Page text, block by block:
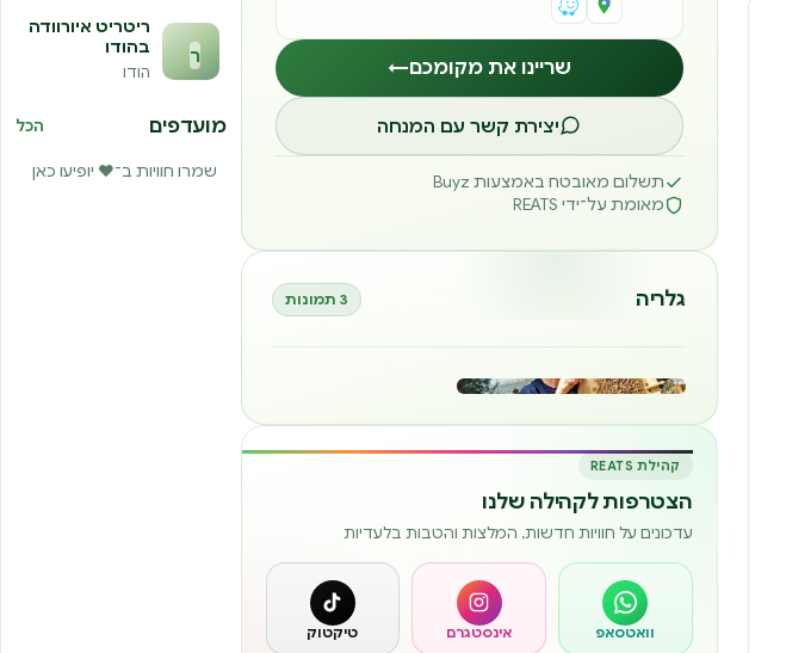
שריינו את מקומכם←
יצירת קשר עם המנחה
תשלום מאובטח באמצעות Buyz
מאומת על־ידי REATS
גלריה 3 תמונות
קהילת REATS
הצטרפות לקהילה שלנו
עדכונים על חוויות חדשות, המלצות והטבות בלעדיות
וואטסאפ אינסטגרם טיקטוק
ר
ריטריט איורוודה
בהודו
הודו
מועדפים הכל
שמרו חוויות ב־❤️ יופיעו כאן